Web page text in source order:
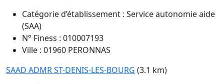
Catégorie d’établissement : Service autonomie aide
(SAA)
N° Finess : 010007193
Ville : 01960 PERONNAS
SAAD ADMR ST-DENIS-LES-BOURG (3.1 km)